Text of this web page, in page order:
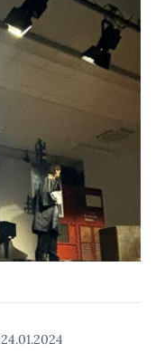
24.01.2024